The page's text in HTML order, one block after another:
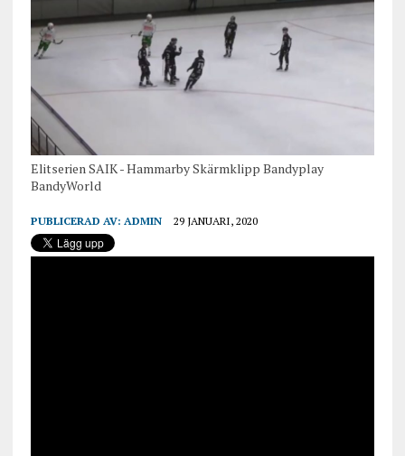
Elitserien SAIK - Hammarby Skärmklipp Bandyplay
BandyWorld
PUBLICERAD AV: ADMIN 29 JANUARI, 2020